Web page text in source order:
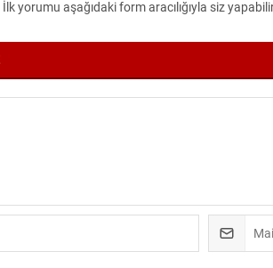
yorumu aşağıdaki form aracılığıyla siz